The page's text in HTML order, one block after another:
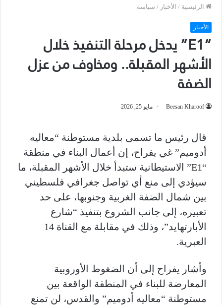
الرئيسية / الأخبار / سياسة
الأخبار
“E1” يدخل مرحلة التنفيذ خلال
الأشهر المقبلة.. ومخاوف من عزل
الضفة
Beesan Kharoof مايو 25, 2026
قال رئيس ما تسمى بلدية مستوطنة “معاليه
أدوميم” غي يفراح، إن أعمال البناء في منطقة
“E1” الاستيطانية ستبدأ خلال الأشهر المقبلة، ما
سيؤدي إلى منع أي تواصل جغرافي فلسطيني
بين شمال الضفة الغربية وجنوبها، على حد
تعبيره، إلى جانب الشروع بتنفيذ “شارع
الأبارتهايد”، وذلك في مقابلة مع القناة 14
العبرية.
وأشار يفراح إلى أن الضغوط الأوروبية
المعارضة للبناء في المنطقة الواقعة بين
مستوطنة “معاليه أدوميم” والقدس، لن تمنع